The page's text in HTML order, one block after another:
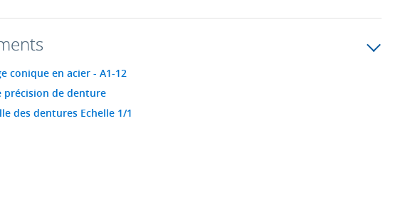
conique en acier - A1-12
précision de denture
des dentures Echelle 1/1